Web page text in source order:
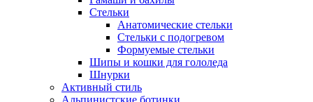
Стельки
Анатомические стельки
Стельки с подогревом
Формуемые стельки
Шипы и кошки для гололеда
Шнурки
Активный стиль
Альпинистские ботинки